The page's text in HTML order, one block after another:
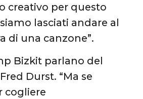
creativo per questo
lasciati andare al
di una canzone”.
Bizkit parlano del
Durst. “Ma se
cogliere